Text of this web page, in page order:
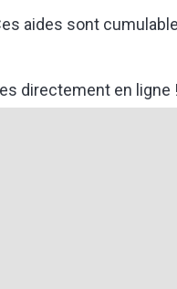
aides sont
directement en ligne !